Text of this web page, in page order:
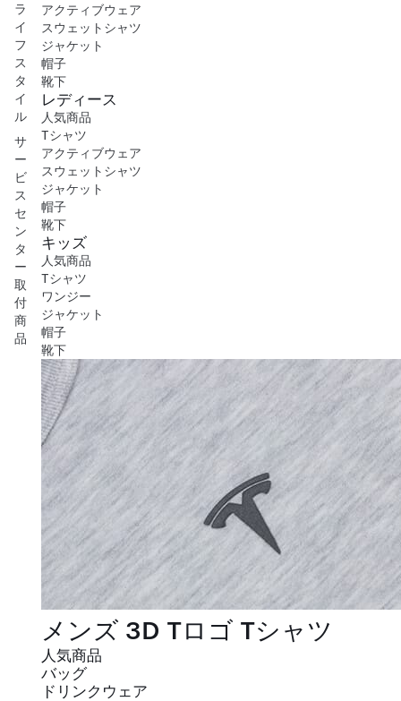
ラ
イ
フ
ス
タ
イ
ル
サ
ー
ビ
ス
セ
ン
タ
ー
取
付
商
品
アクティブウェア
スウェットシャツ
ジャケット
帽子
靴下
レディース
人気商品
Tシャツ
アクティブウェア
スウェットシャツ
ジャケット
帽子
靴下
キッズ
人気商品
Tシャツ
ワンジー
ジャケット
帽子
靴下
メンズ 3D Tロゴ Tシャツ
人気商品
バッグ
ドリンクウェア